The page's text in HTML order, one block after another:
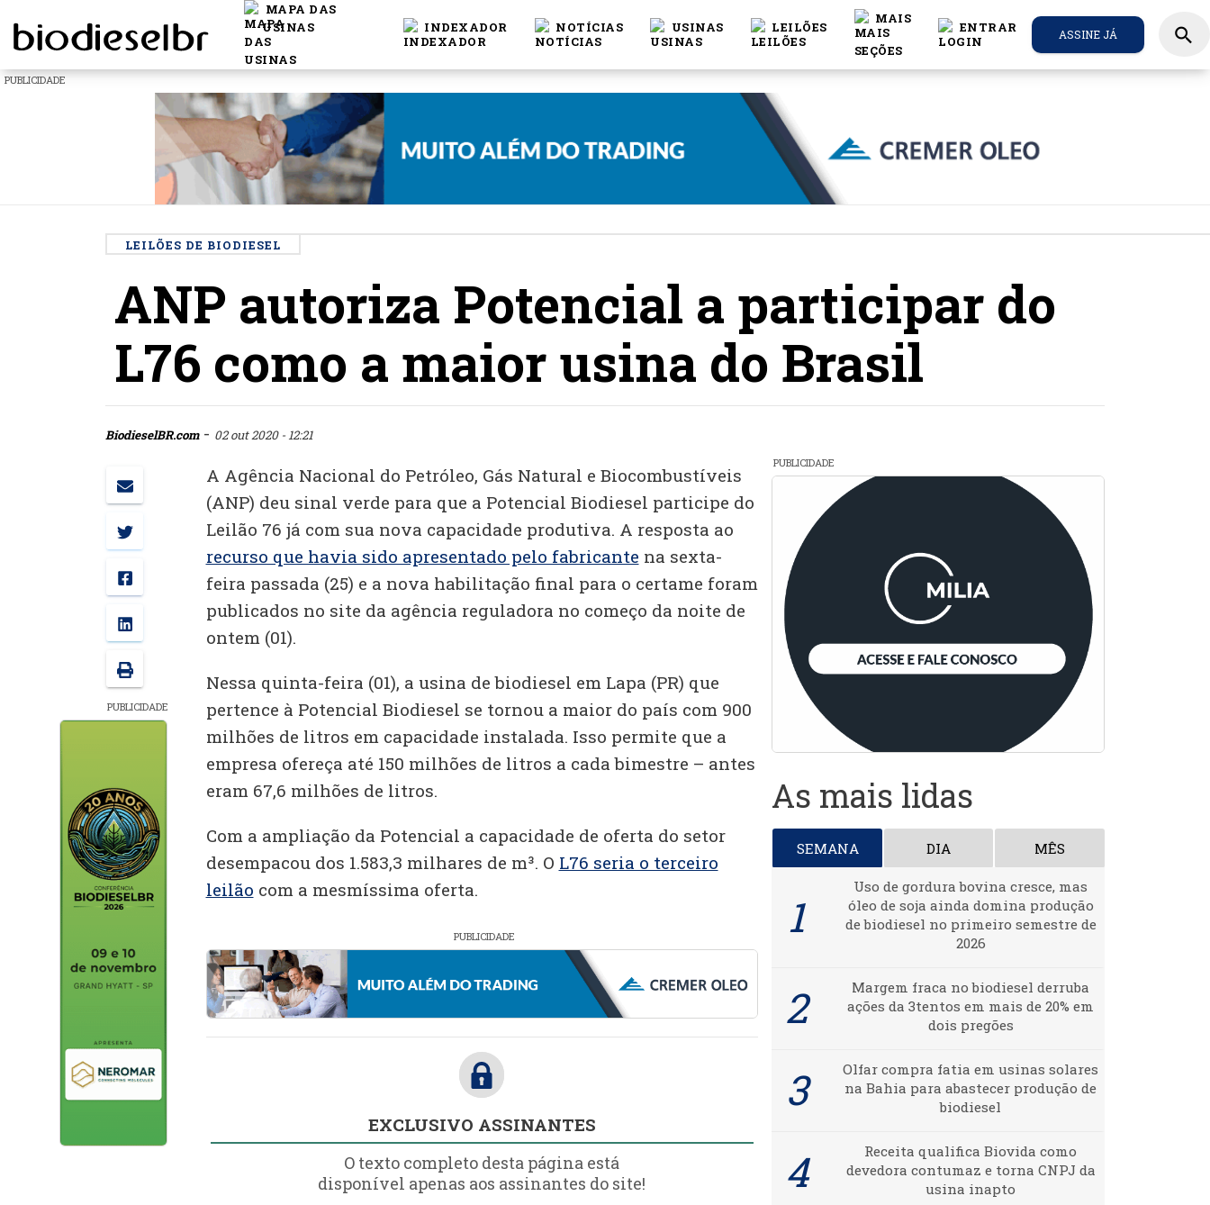
MAPA DAS
USINAS
INDEXADOR NOTÍCIAS USINAS LEILÕES
MAIS
ENTRAR ASSINE JÁ search
PUBLICIDADE
LEILÕES DE BIODIESEL
ANP autoriza Potencial a participar do
L76 como a maior usina do Brasil
BiodieselBR.com- 02 out 2020 - 12:21
PUBLICIDADE
A Agência Nacional do Petróleo, Gás Natural e Biocombustíveis
(ANP) deu sinal verde para que a Potencial Biodiesel participe do
Leilão 76 já com sua nova capacidade produtiva. A resposta ao
recurso que havia sido apresentado pelo fabricante na sexta-
feira passada (25) e a nova habilitação final para o certame foram
publicados no site da agência reguladora no começo da noite de
ontem (01).
Nessa quinta-feira (01), a usina de biodiesel em Lapa (PR) que
pertence à Potencial Biodiesel se tornou a maior do país com 900
milhões de litros em capacidade instalada. Isso permite que a
empresa ofereça até 150 milhões de litros a cada bimestre – antes
eram 67,6 milhões de litros.
Com a ampliação da Potencial a capacidade de oferta do setor
desempacou dos 1.583,3 milhares de m³. O L76 seria o terceiro
leilão com a mesmíssima oferta.
PUBLICIDADE
EXCLUSIVO ASSINANTES
O texto completo desta página está
disponível apenas aos assinantes do site!
PUBLICIDADE
As mais lidas
SEMANA DIA MÊS
Uso de gordura bovina cresce, mas
óleo de soja ainda domina produção
de biodiesel no primeiro semestre de
2026
Margem fraca no biodiesel derruba
ações da 3tentos em mais de 20% em
dois pregões
Olfar compra fatia em usinas solares
na Bahia para abastecer produção de
biodiesel
Receita qualifica Biovida como
devedora contumaz e torna CNPJ da
usina inapto